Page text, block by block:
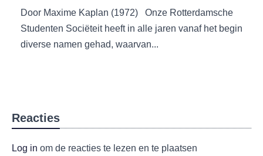
Door Maxime Kaplan (1972) Onze Rotterdamsche
Studenten Sociëteit heeft in alle jaren vanaf het begin
diverse namen gehad, waarvan...
Reacties
Log in om de reacties te lezen en te plaatsen